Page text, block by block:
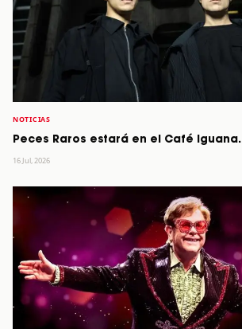
NOTICIAS
Peces Raros estará en el Café Iguana.
16 Jul, 2026